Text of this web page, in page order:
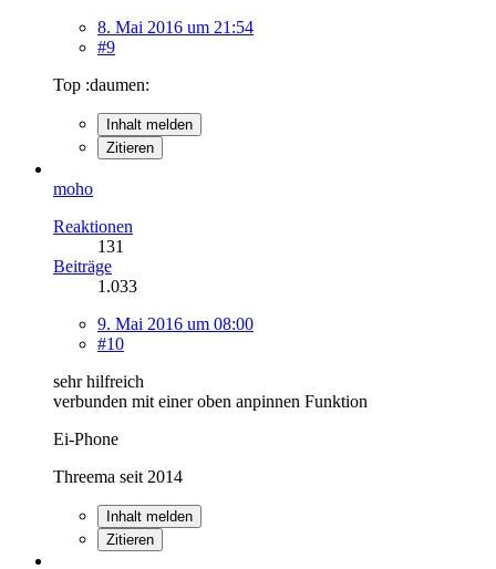
8. Mai 2016 um 21:54
#9
Top :daumen:
Inhalt melden
Zitieren
moho
Reaktionen
131
Beiträge
1.033
9. Mai 2016 um 08:00
#10
sehr hilfreich
verbunden mit einer oben anpinnen Funktion
Ei-Phone
Threema seit 2014
Inhalt melden
Zitieren